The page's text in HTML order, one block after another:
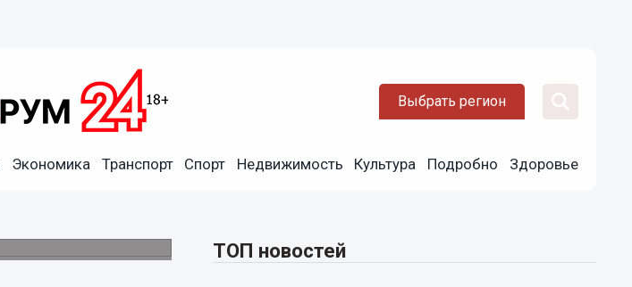
Выбрать регион
Экономика Транспорт Спорт Недвижимость Культура Подробно Здоровье
ТОП новостей